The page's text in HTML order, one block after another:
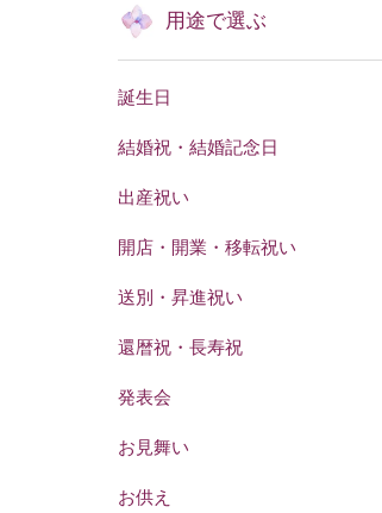
用途で選ぶ
誕生日
結婚祝・結婚記念日
出産祝い
開店・開業・移転祝い
送別・昇進祝い
還暦祝・長寿祝
発表会
お見舞い
お供え